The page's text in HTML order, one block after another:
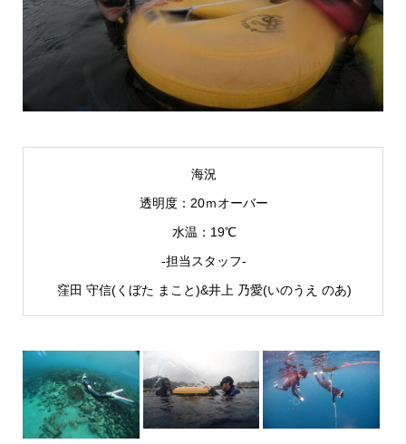
海況
透明度：20ｍオーバー
水温：19℃
-担当スタッフ-
窪田 守信(くぼた まこと)&井上 乃愛(いのうえ のあ)